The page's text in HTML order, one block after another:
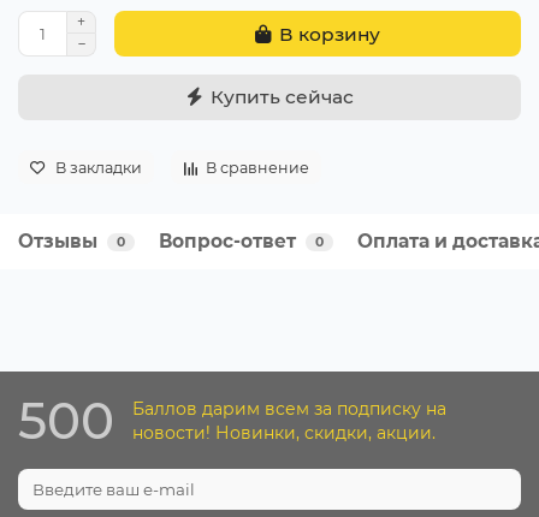
В корзину
Купить сейчас
В закладки В сравнение
Отзывы 0 Вопрос-ответ 0 Оплата и
500
Баллов дарим всем за подписку на
новости! Новинки, скидки, акции.